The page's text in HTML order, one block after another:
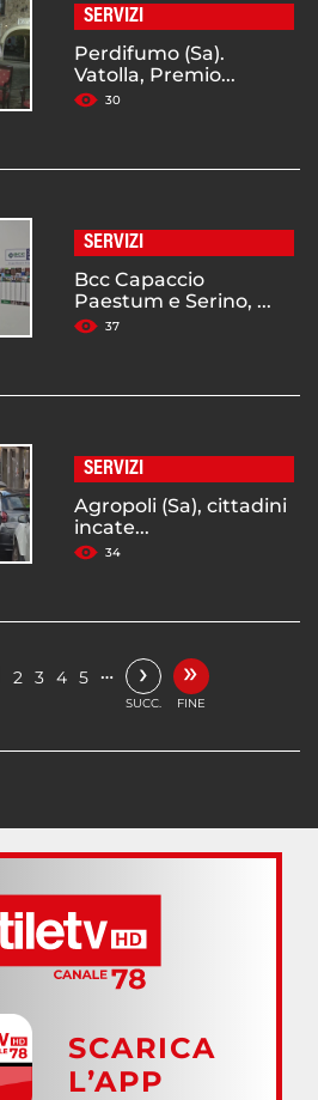
SERVIZI
Perdifumo (Sa).
Vatolla, Premio...
30
SERVIZI
Bcc Capaccio
Paestum e Serino, ...
37
SERVIZI
Agropoli (Sa), cittadini
incate...
34
2 3 4 5 … ›
SUCC.
»
FINE
SCARICA
L’APP